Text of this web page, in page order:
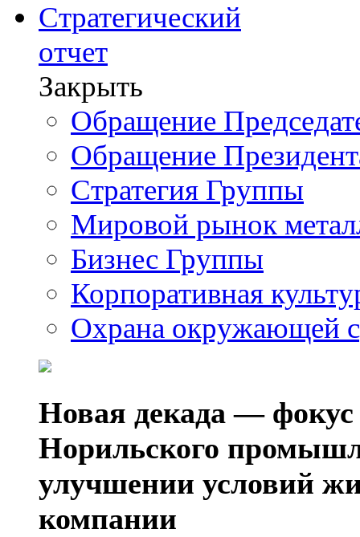
Стратегический
отчет
Закрыть
Обращение
Обращение
Стратегия Группы
Мировой рынок
Бизнес Группы
Корпоративная
Охрана окружающей
Новая декада — фокус
Норильского
улучшении условий
компании